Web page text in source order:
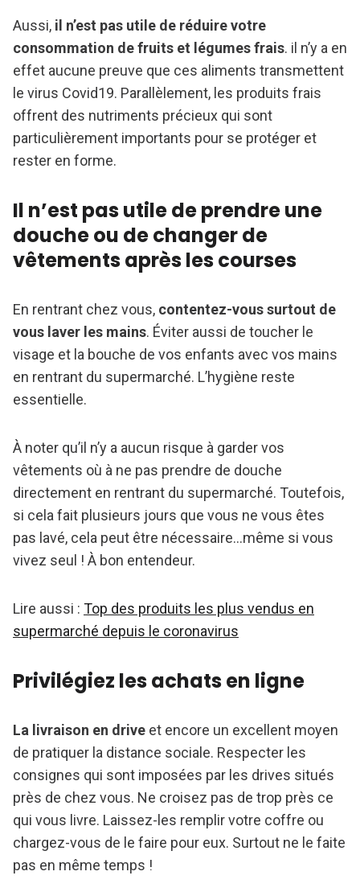
Aussi, il n’est pas utile de réduire votre
consommation de fruits et légumes frais. il n’y a en
effet aucune preuve que ces aliments transmettent
le virus Covid19. Parallèlement, les produits frais
offrent des nutriments précieux qui sont
particulièrement importants pour se protéger et
rester en forme.
Il n’est pas utile de prendre une
douche ou de changer de
vêtements après les courses
En rentrant chez vous, contentez-vous surtout de
vous laver les mains. Éviter aussi de toucher le
visage et la bouche de vos enfants avec vos mains
en rentrant du supermarché. L’hygiène reste
essentielle.
À noter qu’il n’y a aucun risque à garder vos
vêtements où à ne pas prendre de douche
directement en rentrant du supermarché. Toutefois,
si cela fait plusieurs jours que vous ne vous êtes
pas lavé, cela peut être nécessaire…même si vous
vivez seul ! À bon entendeur.
Lire aussi : Top des produits les plus vendus en
supermarché depuis le coronavirus
Privilégiez les achats en ligne
La livraison en drive et encore un excellent moyen
de pratiquer la distance sociale. Respecter les
consignes qui sont imposées par les drives situés
près de chez vous. Ne croisez pas de trop près ce
qui vous livre. Laissez-les remplir votre coffre ou
chargez-vous de le faire pour eux. Surtout ne le faite
pas en même temps !